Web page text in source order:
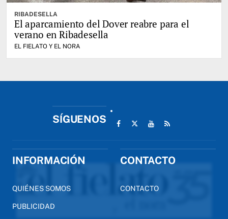
RIBADESELLA
El aparcamiento del Dover reabre para el
verano en Ribadesella
EL FIELATO Y EL NORA
SÍGUENOS
INFORMACIÓN
QUIÉNES SOMOS
PUBLICIDAD
CONTACTO
CONTACTO